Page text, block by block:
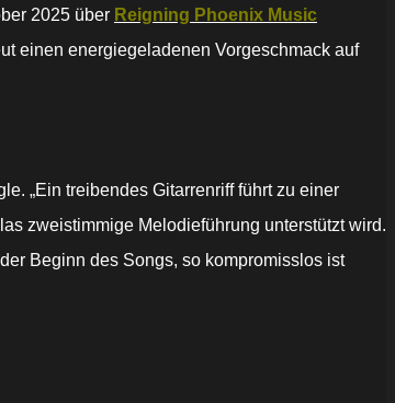
2025 über Reigning Phoenix Music
einen energiegeladenen Vorgeschmack auf
„Ein treibendes Gitarrenriff führt zu einer
zweistimmige Melodieführung unterstützt wird.
Beginn des Songs, so kompromisslos ist